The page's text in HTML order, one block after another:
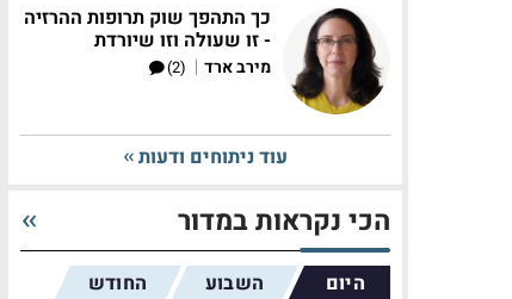
כך התהפך שוק תרופות ההרזיה
- זו שעולה וזו שיורדת
מירב ארד |
(2)
עוד ניתוחים ודעות
הכי נקראות במדור
היום השבוע החודש